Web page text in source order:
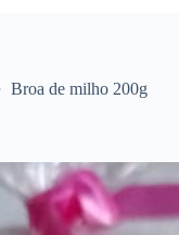
Broa de milho 200g